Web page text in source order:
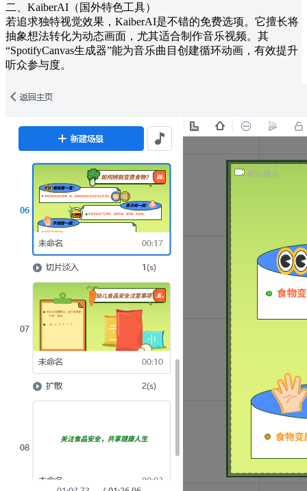
二、KaiberAI（国外特色工具）
若追求独特视觉效果，KaiberAI是不错的免费选项。它擅长将
抽象想法转化为动态画面，尤其适合制作音乐视频。其
“SpotifyCanvas生成器”能为音乐曲目创建循环动画，有效提升
听众参与度。